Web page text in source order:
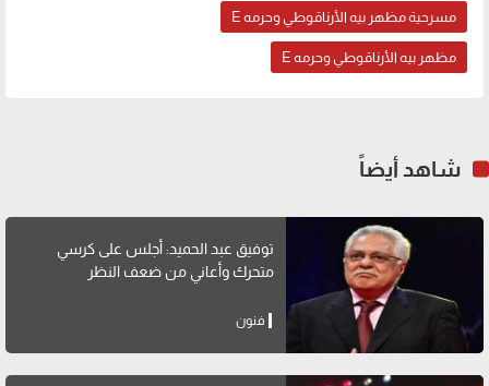
مسرحية مظهر بيه الأرناقوطي وحرمه E
مظهر بيه الأرناقوطي وحرمه E
شاهد أيضاً
توفيق عبد الحميد: أجلس على كرسي
متحرك وأعاني من ضعف النظر
فنون